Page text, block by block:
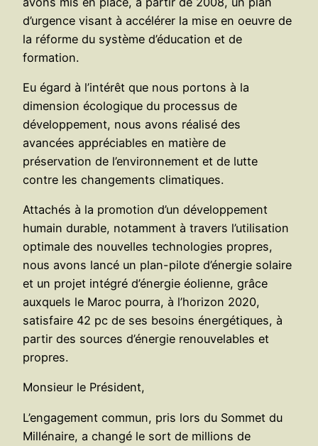
d’urgence visant à accélérer la mise en oeuvre de
la réforme du système d’éducation et de
formation.
Eu égard à l’intérêt que nous portons à la
dimension écologique du processus de
développement, nous avons réalisé des
avancées appréciables en matière de
préservation de l’environnement et de lutte
contre les changements climatiques.
Attachés à la promotion d’un développement
humain durable, notamment à travers l’utilisation
optimale des nouvelles technologies propres,
nous avons lancé un plan-pilote d’énergie solaire
et un projet intégré d’énergie éolienne, grâce
auxquels le Maroc pourra, à l’horizon 2020,
satisfaire 42 pc de ses besoins énergétiques, à
partir des sources d’énergie renouvelables et
propres.
Monsieur le Président,
L’engagement commun, pris lors du Sommet du
Millénaire, a changé le sort de millions de